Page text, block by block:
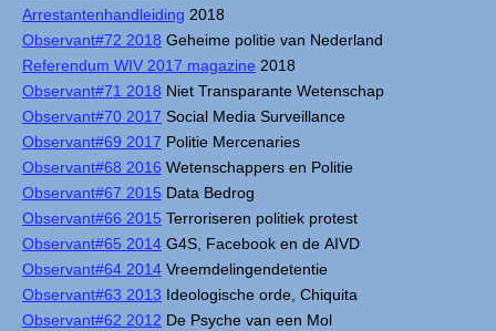
Arrestantenhandleiding 2018
Observant#72 2018 Geheime politie van Nederland
Referendum WIV 2017 magazine 2018
Observant#71 2018 Niet Transparante Wetenschap
Observant#70 2017 Social Media Surveillance
Observant#69 2017 Politie Mercenaries
Observant#68 2016 Wetenschappers en Politie
Observant#67 2015 Data Bedrog
Observant#66 2015 Terroriseren politiek protest
Observant#65 2014 G4S, Facebook en de AIVD
Observant#64 2014 Vreemdelingendetentie
Observant#63 2013 Ideologische orde, Chiquita
Observant#62 2012 De Psyche van een Mol